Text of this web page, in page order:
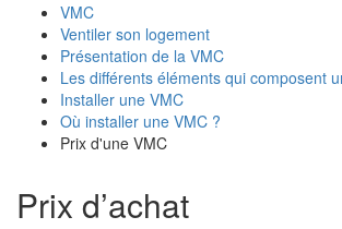
VMC
Ventiler son logement
Présentation de la VMC
Les différents éléments qui composent
Installer une VMC
Où installer une VMC ?
Prix d'une VMC
Prix d’achat